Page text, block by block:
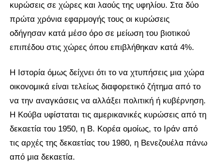
show.desi
brandi
lyons
you
meaning
pornhun
porn
κυρώσεις σε χώρες και λαούς της υφηλίου. Στα δύο
πρώτα χρόνια εφαρμογής τους οι κυρώσεις
οδήγησαν κατά μέσο όρο σε μείωση του βιοτικού
επιπέδου στις χώρες όπου επιβλήθηκαν κατά 4%.
Η Ιστορία όμως δείχνει ότι το να χτυπήσεις μια χώρα
οικονομικά είναι τελείως διαφορετικό ζήτημα από το
να την αναγκάσεις να αλλάξει πολιτική ή κυβέρνηση.
Η Κούβα υφίσταται τις αμερικανικές κυρώσεις από τη
δεκαετία του 1950, η Β. Κορέα ομοίως, το Ιράν από
τις αρχές της δεκαετίας του 1980, η Βενεζουέλα πάνω
από μια δεκαετία.